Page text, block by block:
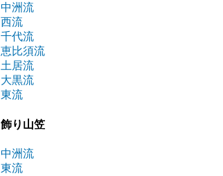
中洲流
西流
千代流
恵比須流
土居流
大黒流
東流
飾り山笠
中洲流
東流